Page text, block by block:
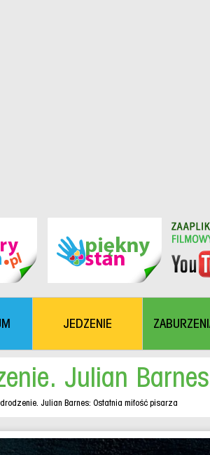
JEDZENIE
Julian
Julian Barnes: Ostatnia miłość pisarza